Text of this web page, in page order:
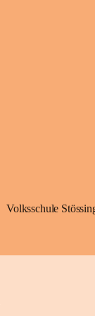
Volksschule